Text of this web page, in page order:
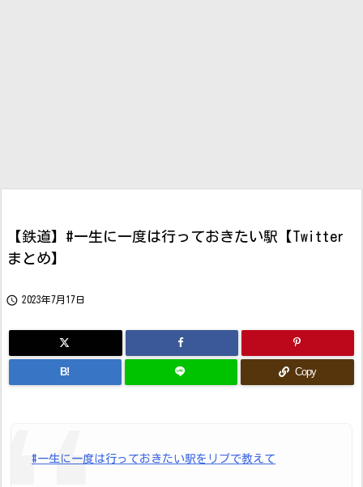
【鉄道】#一生に一度は行っておきたい駅【Twitter
まとめ】
 2023年7月17日
B! Copy
#一生に一度は行っておきたい駅をリプで教えて